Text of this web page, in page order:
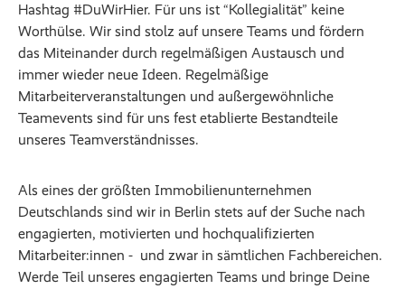
Hashtag #DuWirHier. Für uns ist “Kollegialität” keine
Worthülse. Wir sind stolz auf unsere Teams und fördern
das Miteinander durch regelmäßigen Austausch und
immer wieder neue Ideen. Regelmäßige
Mitarbeiterveranstaltungen und außergewöhnliche
Teamevents sind für uns fest etablierte Bestandteile
unseres Teamverständnisses.
Als eines der größten Immobilienunternehmen
Deutschlands sind wir in Berlin stets auf der Suche nach
engagierten, motivierten und hochqualifizierten
Mitarbeiter:innen - und zwar in sämtlichen Fachbereichen.
Werde Teil unseres engagierten Teams und bringe Deine